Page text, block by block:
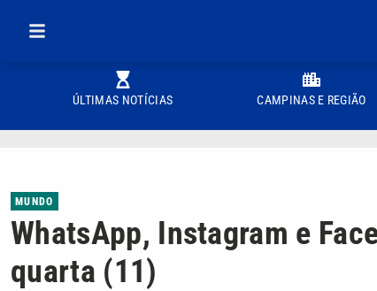
ÚLTIMAS NOTÍCIAS CAMPINAS E REGIÃO
MUNDO
WhatsApp, Instagram e
quarta (11)